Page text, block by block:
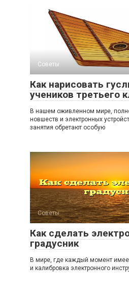
Советы
Как нарисовать
учеников третьего
В нашем оживленном мире,
новшеств и электронных
занятия обретают особую
Советы
Как сделать
градусник
В мире, где каждый момент
и калибровка электронного